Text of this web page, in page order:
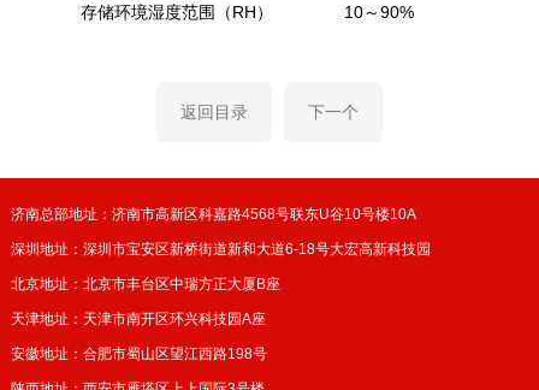
存储环境湿度范围（RH）
10～90%
返回目录 下一个
济南总部地址：济南市高新区科嘉路4568号联东U谷10号楼10A
深圳地址：深圳市宝安区新桥街道新和大道6-18号大宏高新科技园
北京地址：北京市丰台区中瑞方正大厦B座
天津地址：天津市南开区环兴科技园A座
安徽地址：合肥市蜀山区望江西路198号